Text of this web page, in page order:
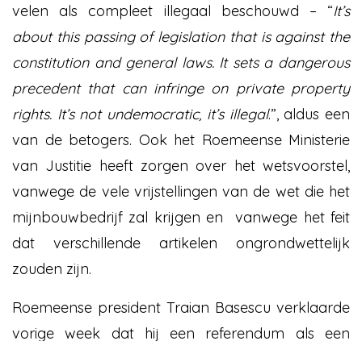
velen als compleet illegaal beschouwd – “It’s
about this passing of legislation that is against the
constitution and general laws. It sets a dangerous
precedent that can infringe on private property
rights. It’s not undemocratic, it’s illegal.”, aldus een
van de betogers. Ook het Roemeense Ministerie
van Justitie heeft zorgen over het wetsvoorstel,
vanwege de vele vrijstellingen van de wet die het
mijnbouwbedrijf zal krijgen en vanwege het feit
dat verschillende artikelen ongrondwettelijk
zouden zijn.
Roemeense president Traian Basescu verklaarde
vorige week dat hij een referendum als een